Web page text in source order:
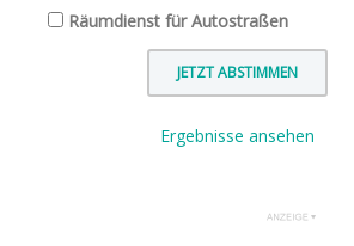
Räumdienst für Autostraßen
Ergebnisse ansehen